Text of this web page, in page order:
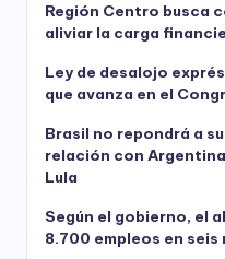
Región Centro busca
aliviar la carga
Ley de desalojo
que avanza en el
Brasil no repondrá a
relación con
Lula
Según el gobierno, el
8.700 empleos en seis